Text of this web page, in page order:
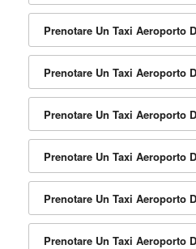
Prenotare Un Taxi Aeroporto
Prenotare Un Taxi Aeroporto
Prenotare Un Taxi Aeroporto
Prenotare Un Taxi Aeroporto
Prenotare Un Taxi Aeroporto
Prenotare Un Taxi Aeroporto